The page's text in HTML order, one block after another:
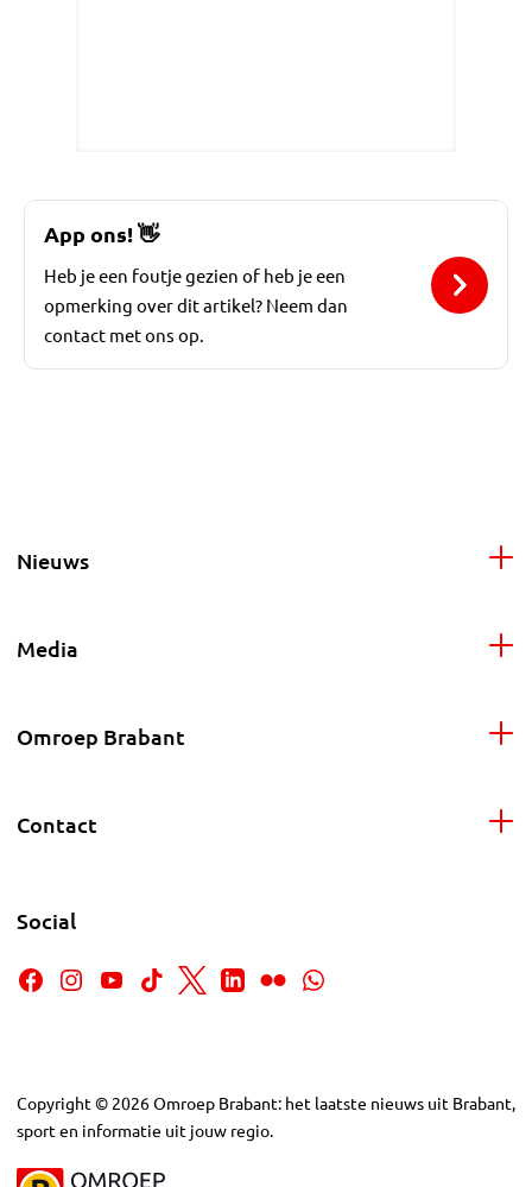
App ons!👋
Heb je een foutje gezien of heb je een
opmerking over dit artikel? Neem dan
contact met ons op.
Nieuws
Media
Omroep Brabant
Contact
Social
Copyright © 2026Omroep Brabant: het laatste nieuws uit Brabant,
sport en informatie uit jouw regio.